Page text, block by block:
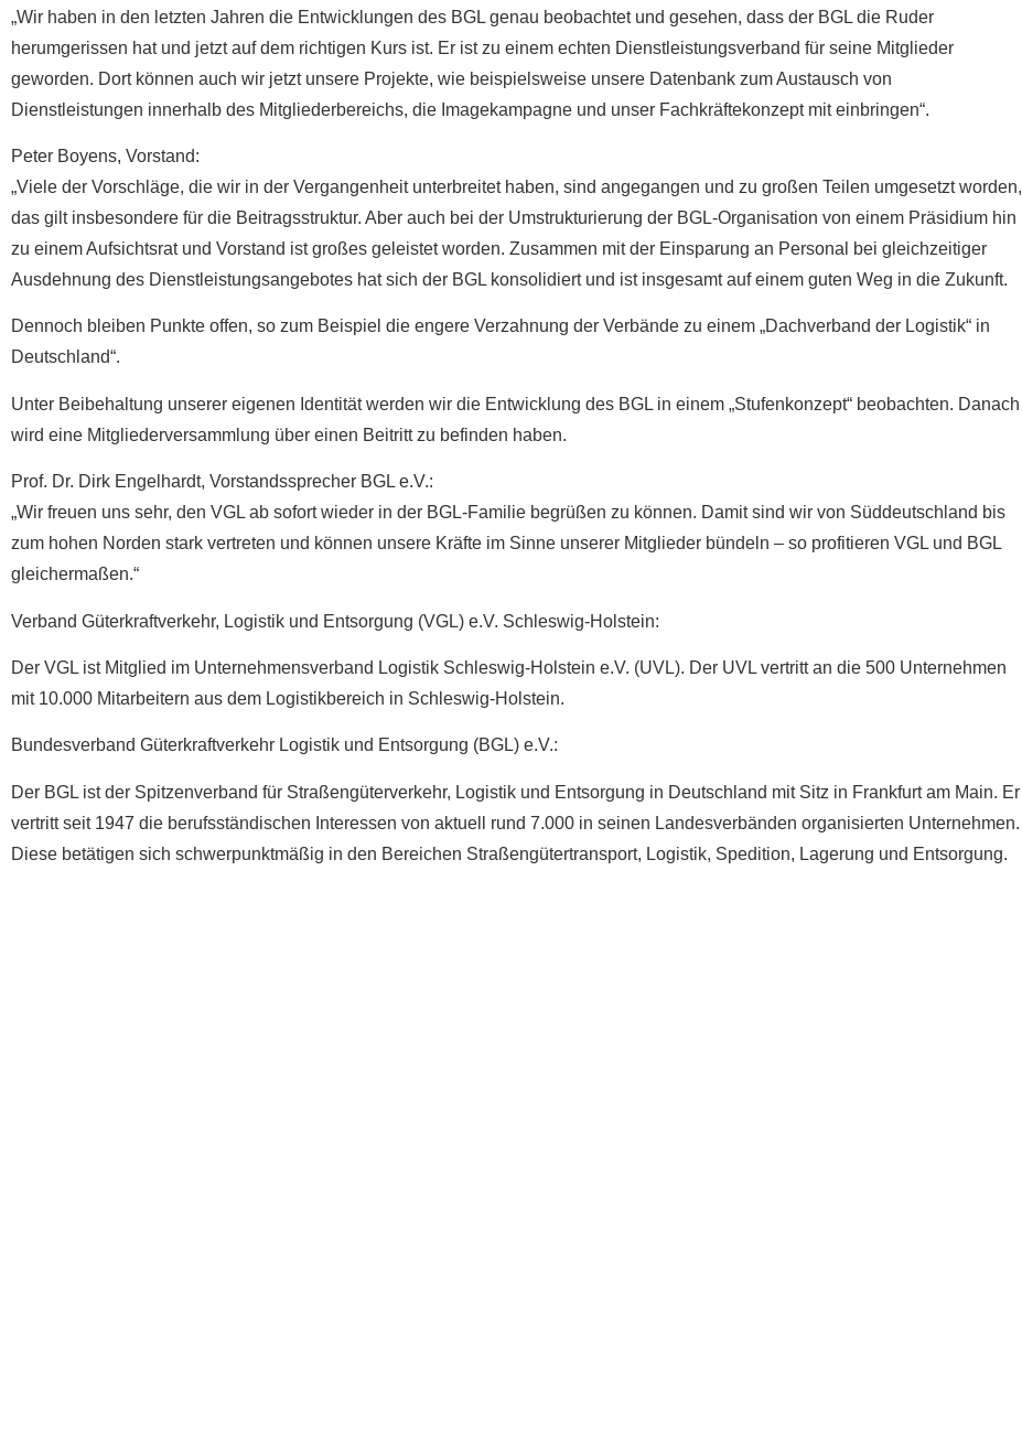
„Wir haben in den letzten Jahren die Entwicklungen des BGL genau beobachtet und gesehen, dass der BGL die Ruder
herumgerissen hat und jetzt auf dem richtigen Kurs ist. Er ist zu einem echten Dienstleistungsverband für seine Mitglieder
geworden. Dort können auch wir jetzt unsere Projekte, wie beispielsweise unsere Datenbank zum Austausch von
Dienstleistungen innerhalb des Mitgliederbereichs, die Imagekampagne und unser Fachkräftekonzept mit einbringen“.
Peter Boyens, Vorstand:
„Viele der Vorschläge, die wir in der Vergangenheit unterbreitet haben, sind angegangen und zu großen Teilen umgesetzt worden,
das gilt insbesondere für die Beitragsstruktur. Aber auch bei der Umstrukturierung der BGL-Organisation von einem Präsidium hin
zu einem Aufsichtsrat und Vorstand ist großes geleistet worden. Zusammen mit der Einsparung an Personal bei gleichzeitiger
Ausdehnung des Dienstleistungsangebotes hat sich der BGL konsolidiert und ist insgesamt auf einem guten Weg in die Zukunft.
Dennoch bleiben Punkte offen, so zum Beispiel die engere Verzahnung der Verbände zu einem „Dachverband der Logistik“ in
Deutschland“.
Unter Beibehaltung unserer eigenen Identität werden wir die Entwicklung des BGL in einem „Stufenkonzept“ beobachten. Danach
wird eine Mitgliederversammlung über einen Beitritt zu befinden haben.
Prof. Dr. Dirk Engelhardt, Vorstandssprecher BGL e.V.:
„Wir freuen uns sehr, den VGL ab sofort wieder in der BGL-Familie begrüßen zu können. Damit sind wir von Süddeutschland bis
zum hohen Norden stark vertreten und können unsere Kräfte im Sinne unserer Mitglieder bündeln – so profitieren VGL und BGL
gleichermaßen.“
Verband Güterkraftverkehr, Logistik und Entsorgung (VGL) e.V. Schleswig-Holstein:
Der VGL ist Mitglied im Unternehmensverband Logistik Schleswig-Holstein e.V. (UVL). Der UVL vertritt an die 500 Unternehmen
mit 10.000 Mitarbeitern aus dem Logistikbereich in Schleswig-Holstein.
Bundesverband Güterkraftverkehr Logistik und Entsorgung (BGL) e.V.:
Der BGL ist der Spitzenverband für Straßengüterverkehr, Logistik und Entsorgung in Deutschland mit Sitz in Frankfurt am Main. Er
vertritt seit 1947 die berufsständischen Interessen von aktuell rund 7.000 in seinen Landesverbänden organisierten Unternehmen.
Diese betätigen sich schwerpunktmäßig in den Bereichen Straßengütertransport, Logistik, Spedition, Lagerung und Entsorgung.